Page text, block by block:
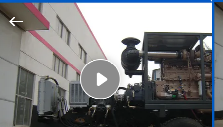
HAUS
PRODUKTE
ÜBER
Electric
Power
Machinery
Co.,LTD.